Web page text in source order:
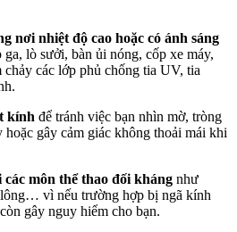
nơi nhiệt độ cao hoặc có ánh sáng
ga, lò sưởi, bàn ủi nóng, cốp xe máy,
các lớp phủ chống tia UV, tia
kính để tránh việc bạn nhìn mờ, tròng
gây cảm giác không thoải mái khi
môn thể thao đối kháng như
vì nếu trường hợp bị ngã kính
gây nguy hiểm cho bạn.